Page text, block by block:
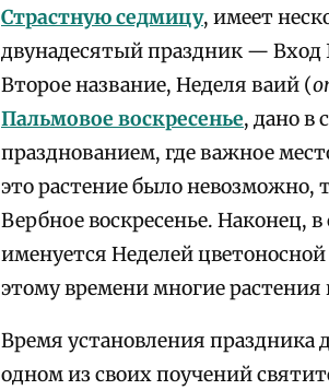
Страстную седмицу, имеет
двунадесятый праздник — Вход
Второе название, Неделя ваий (
Пальмовое воскресенье, дано в
празднованием, где важное
это растение было невозможно,
Вербное воскресенье. Наконец,
именуется Неделей
этому времени многие
Время установления праздника
одном из своих поучений